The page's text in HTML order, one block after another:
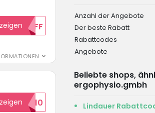
15OFF
Anzahl der Angebote
Der beste Rabatt
Rabattcodes
Angebote
Beliebte shops,
ergophysio.gmbh
Lindauer